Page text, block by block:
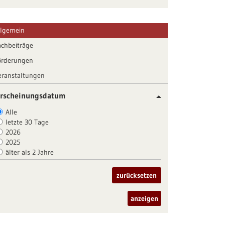
Alle
letzte 30 Tage
2026
2025
älter als 2 Jahre
zurücksetzen
anzeigen